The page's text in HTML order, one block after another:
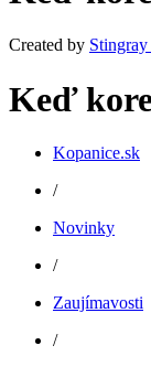
Created by
Keď
Kopanice.sk
/
Novinky
/
Zaujímavosti
/